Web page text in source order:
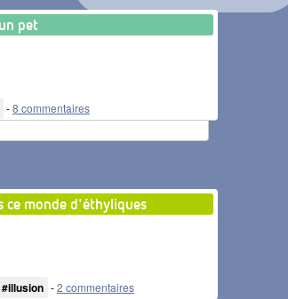
pet
-8 commentaires
ce monde d'éthyliques
#illusion -2 commentaires